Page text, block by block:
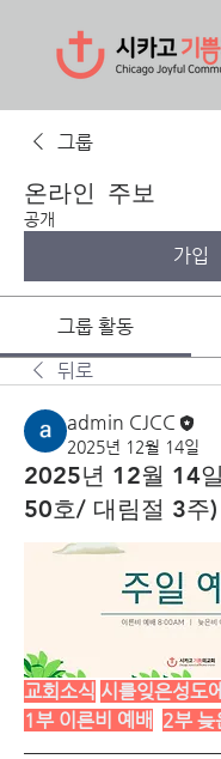
그룹
온라인 주보
공개
가입
그룹 활동
뒤로
admin CJCC
2025년 12월 14일
2025년 12월 14
50호/ 대림절 3주)
교회소식 시를잊은성도
1부 이른비 예배 2부 늦